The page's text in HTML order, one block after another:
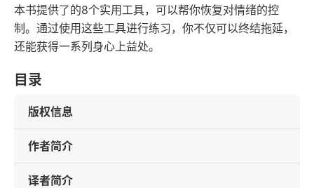
本书提供了的8个实用工具，可以帮你恢复对情绪的控
制。通过使用这些工具进行练习，你不仅可以终结拖延，
还能获得一系列身心上益处。
目录
版权信息
作者简介
译者简介